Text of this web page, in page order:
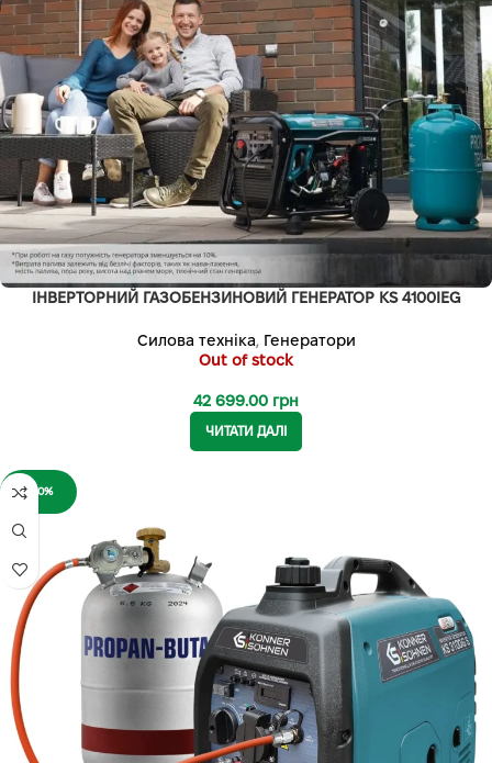
ІНВЕРТОРНИЙ ГАЗОБЕНЗИНОВИЙ ГЕНЕРАТОР KS 4100IEG
Силова техніка, Генератори
Out of stock
42 699.00 грн
ЧИТАТИ ДАЛІ
-20%